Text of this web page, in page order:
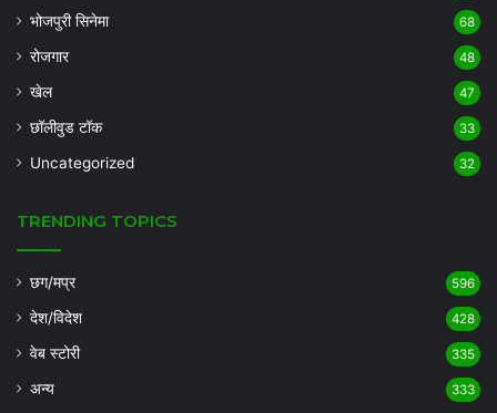
भोजपुरी सिनेमा 68
रोजगार 48
खेल 47
छॉलीवुड टॉक 33
Uncategorized 32
TRENDING TOPICS
छग/मप्र 596
देश/विदेश 428
वेब स्टोरी 335
अन्य 333